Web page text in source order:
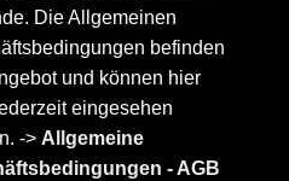
Die Allgemeinen
befinden
und können hier
eingesehen
->Allgemeine
- AGB